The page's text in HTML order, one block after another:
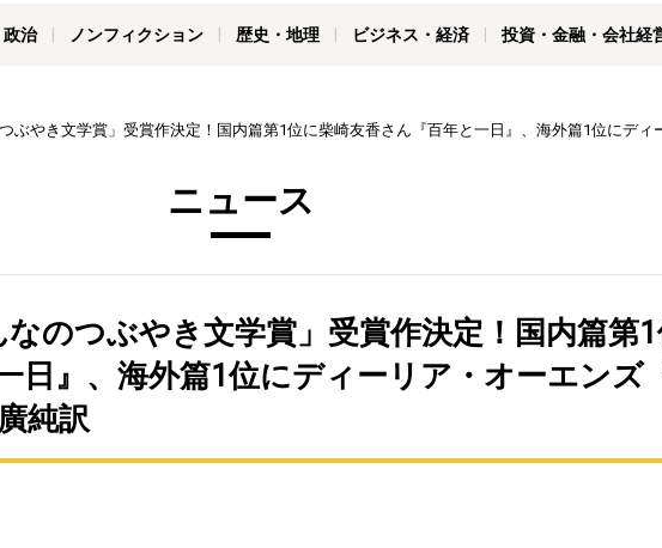
治 ノンフィクション 歴史・地理 ビジネス・経済 投資・金融・会社経
ぶやき文学賞」受賞作決定！国内篇第1位に柴崎友香さん『百年と一日』、海外篇1位にデ
ニュース
のつぶやき文学賞」受賞作決定！国内篇第
日』、海外篇1位にディーリア・オーエンズ
純訳